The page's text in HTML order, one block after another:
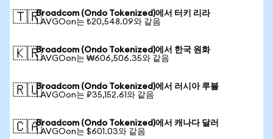
🇹🇷Broadcom (Ondo Tokenized)에서 터키 리라
1 AVGOon는 ₺20,548.09와 같음
🇰🇷Broadcom (Ondo Tokenized)에서 한국 원화
1 AVGOon는 ₩606,506.35와 같음
🇷🇺Broadcom (Ondo Tokenized)에서 러시아 루블
1 AVGOon는 ₽35,152.61와 같음
🇨🇦Broadcom (Ondo Tokenized)에서 캐나다 달러
1 AVGOon는 $601.03와 같음